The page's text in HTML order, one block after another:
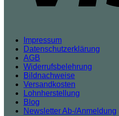
Impressum
Datenschutzerklärung
AGB
Widerrufsbelehrung
Bildnachweise
Versandkosten
Lohnherstellung
Blog
Newsletter Ab-/Anmeldung